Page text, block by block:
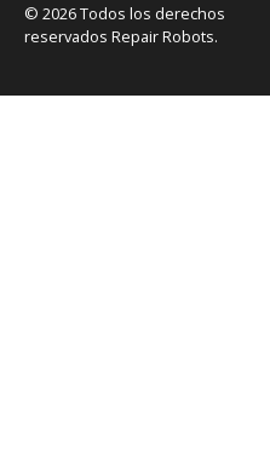
© 2026 Todos los derechos
reservados Repair Robots.